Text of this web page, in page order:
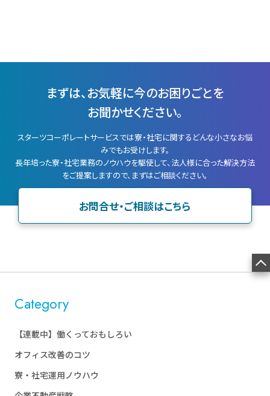
まずは、お気軽に今のお困りごとを
お聞かせください。
スターツコーポレートサービスでは寮・社宅に関するどんな小さなお悩
みでもお受けします。
長年培った寮・社宅業務のノウハウを駆使して、法人様に合った解決方法
をご提案しますので、まずはご相談ください。
お問合せ・ご相談はこちら
Category
【連載中】働くっておもしろい
オフィス改善のコツ
寮・社宅運用ノウハウ